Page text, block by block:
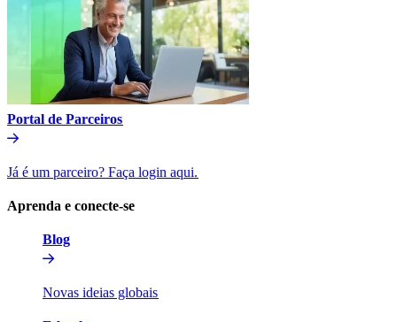
Portal de Parceiros​​
Já é um parceiro? Faça login aqui.​​
Aprenda e conecte-se​​
Blog​​
Novas ideias globais​​